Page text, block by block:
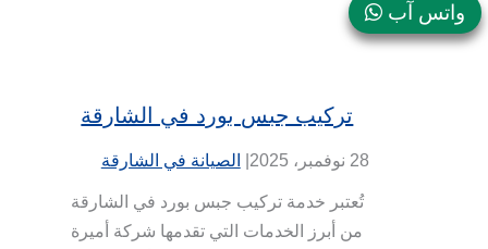
تركيب جبس بورد في الشارقة
28 نوفمبر، 2025 | الصيانة في الشارقة
تُعتبر خدمة تركيب جبس بورد في الشارقة
من أبرز الخدمات التي تقدمها شركة أميرة
واتس آب